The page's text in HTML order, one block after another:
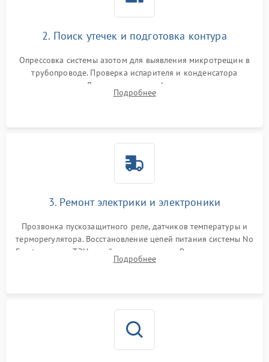
2. Поиск утечек и подготовка контура
Опрессовка системы азотом для выявления микротрещин в
трубопроводе. Проверка испарителя и конденсатора
течеискателем. Демонтаж старого фильтра-осушителя и
продувка капиллярной трубки для устранения засоров.
Подробнее
3. Ремонт электрики и электроники
Прозвонка пускозащитного реле, датчиков температуры и
терморегулятора. Восстановление цепей питания системы No
Frost, включая ТЭН оттайки и вентилятор. Ремонт или замена
платы управления при сбоях алгоритмов.
Подробнее